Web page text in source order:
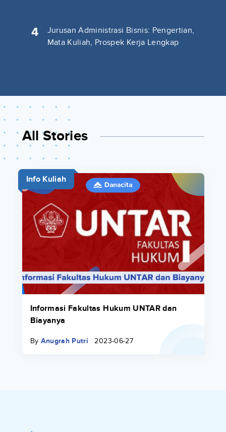
4
Jurusan Administrasi Bisnis: Pengertian,
Mata Kuliah, Prospek Kerja Lengkap
All Stories
Info Kuliah
Informasi Fakultas Hukum UNTAR dan
Biayanya
By Anugrah Putri 2023-06-27